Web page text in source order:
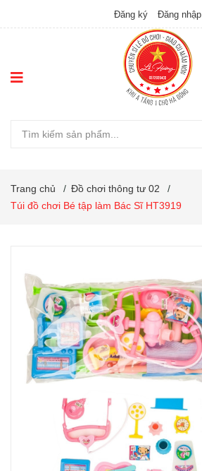
Đăng ký Đăng nhập
Trang chủ / Đồ chơi thông tư 02
/
Túi đồ chơi Bé tập làm Bác Sĩ HT3919